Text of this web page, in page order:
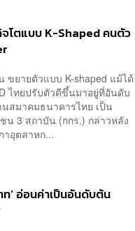
จโตแบบ K-Shaped คนตัว
ขยายตัวแบบ K-shaped แม้ได้
ไทยปรับตัวดีขึ้นมาอยู่ที่อันดับ
สมาคมธนาคารไทย เป็น
น 3 สถาบัน (กกร.) กล่าวหลัง
อุตสาหก...
ท’ อ่อนค่าเป็นอันดับต้น